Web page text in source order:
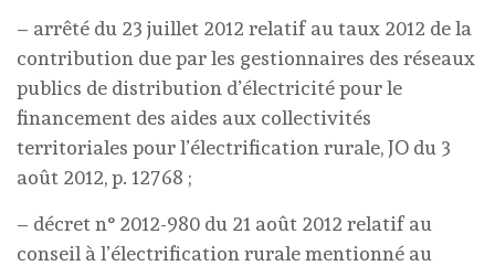
– arrêté du 23 juillet 2012 relatif au taux 2012 de la
contribution due par les gestionnaires des réseaux
publics de distribution d’électricité pour le
financement des aides aux collectivités
territoriales pour l’électrification rurale, JO du 3
août 2012, p. 12768 ;
– décret n° 2012-980 du 21 août 2012 relatif au
conseil à l’électrification rurale mentionné au